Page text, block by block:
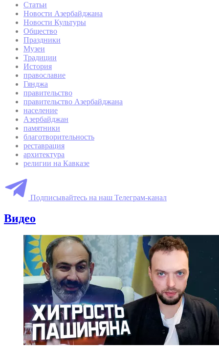
Статьи
Новости Азербайджана
Новости Культуры
Общество
Праздники
Музеи
Традиции
История
православие
Гянджа
правительство
правительство Азербайджана
население
Азербайджан
памятники
благотворительность
реставрация
архитектура
религии на Кавказе
Подписывайтесь на наш Телеграм-канал
Видео